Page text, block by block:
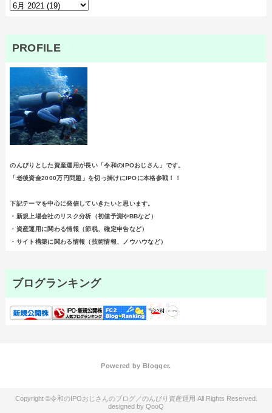
PROFILE
のんびりとした資産運用が長い「令和のIPOおじさん」です。
「老後資金2000万円問題」を切っ掛けにIPOに本格参戦！！
下記テーマを中心に発信していきたいと思います。
・新規上場会社のリスク分析（初値予測やBBなど）
・資産運用に関わる情報（節税、確定申告など）
・サイト構築に関わる情報（技術情報、ノウハウなど）
ブログランキング
Powered by Blogger.
令和のIPOおじさんのブログ／のんびり資産運用
QooQ